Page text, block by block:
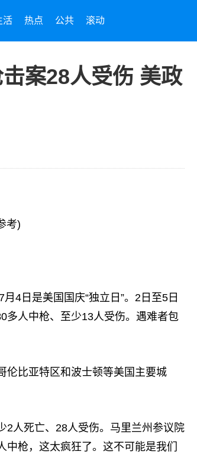
活 热点 公共 滚动
案28人受伤 美政
考)
4日是美国国庆“独立日”。2日至5日
多人中枪、至少13人受伤。遇难者包
伦比亚特区和波士顿等美国主要城
2人死亡、28人受伤。马里兰州参议院
中枪，这太疯狂了。这不可能是我们